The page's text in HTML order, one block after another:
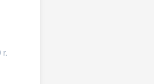
r.